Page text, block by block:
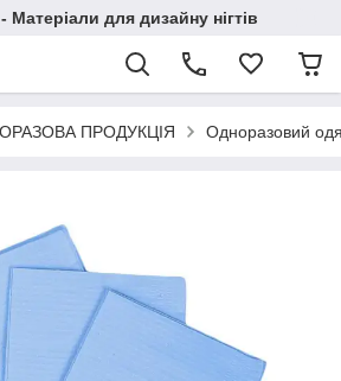
для дизайну нігтів
ПРОДУКЦІЯ Одноразовий